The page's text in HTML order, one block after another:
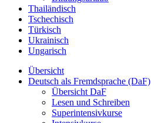
Thailändisch
Tschechisch
Türkisch
Ukrainisch
Ungarisch
Übersicht
Deutsch als Fremdsprache (DaF)
Übersicht DaF
Lesen und Schreiben
Superintensivkurse